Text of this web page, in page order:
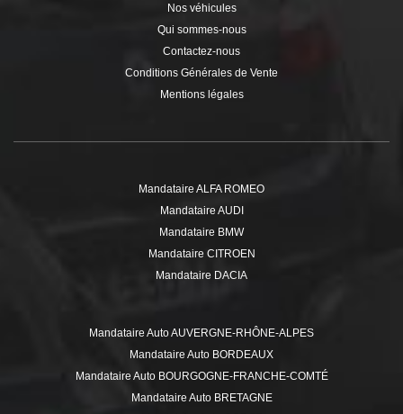
Nos véhicules
Qui sommes-nous
Contactez-nous
Conditions Générales de Vente
Mentions légales
Mandataire ALFA ROMEO
Mandataire AUDI
Mandataire BMW
Mandataire CITROEN
Mandataire DACIA
Mandataire FORD
Mandataire HYUNDAI
Mandataire ISUZU
Mandataire JEEP
Mandataire Auto AUVERGNE-RHÔNE-ALPES
Mandataire Auto BORDEAUX
Mandataire Auto BOURGOGNE-FRANCHE-COMTÉ
Mandataire Auto BRETAGNE